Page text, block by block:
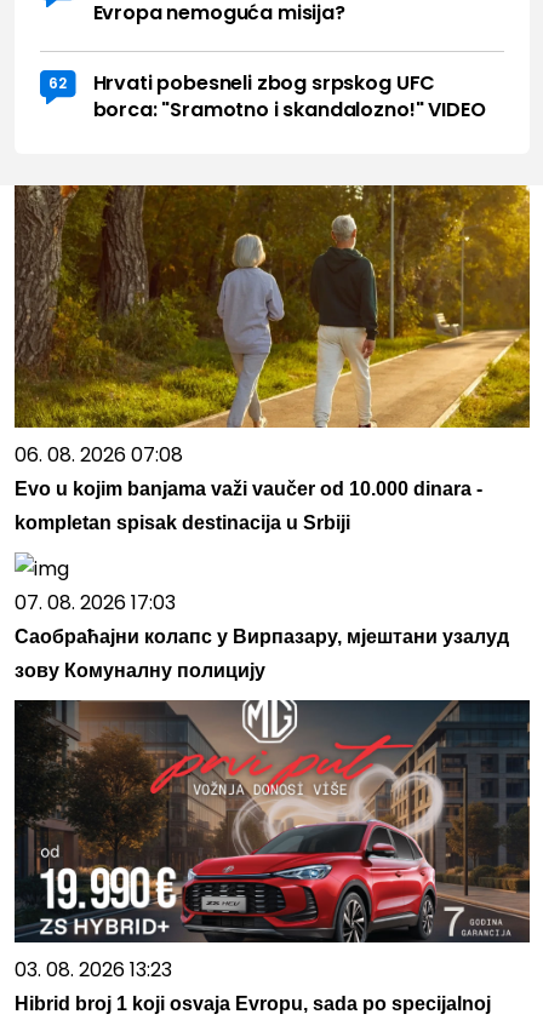
Evropa nemoguća misija?
62
Hrvati pobesneli zbog srpskog UFC
borca: "Sramotno i skandalozno!" VIDEO
06. 08. 2026 07:08
Evo u kojim banjama važi vaučer od 10.000 dinara -
kompletan spisak destinacija u Srbiji
07. 08. 2026 17:03
Саобраћајни колапс у Вирпазару, мјештани узалуд
зову Комуналну полицију
03. 08. 2026 13:23
Hibrid broj 1 koji osvaja Evropu, sada po specijalnoj